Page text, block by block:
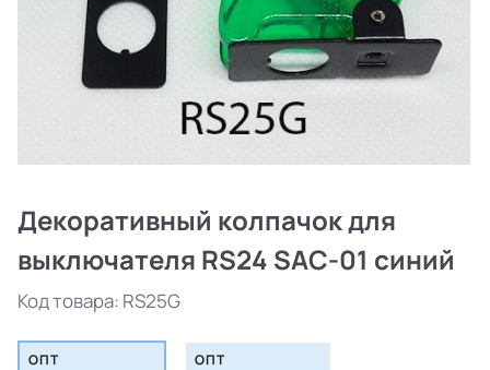
Декоративный колпачок для
выключателя RS24 SAC-01 синий
Код товара: RS25G
ОПТ ОПТ